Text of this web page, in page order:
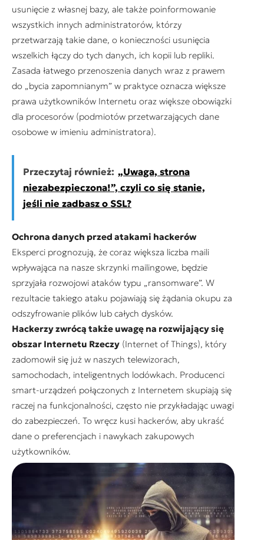
usunięcie z własnej bazy, ale także poinformowanie
wszystkich innych administratorów, którzy
przetwarzają takie dane, o konieczności usunięcia
wszelkich łączy do tych danych, ich kopii lub repliki.
Zasada łatwego przenoszenia danych wraz z prawem
do „bycia zapomnianym” w praktyce oznacza większe
prawa użytkowników Internetu oraz większe obowiązki
dla procesorów (podmiotów przetwarzających dane
osobowe w imieniu administratora).
Przeczytaj również: „Uwaga, strona
niezabezpieczona!”, czyli co się stanie,
jeśli nie zadbasz o SSL?
Ochrona danych przed atakami hackerów
Eksperci prognozują, że coraz większa liczba maili
wpływająca na nasze skrzynki mailingowe, będzie
sprzyjała rozwojowi ataków typu „ransomware”. W
rezultacie takiego ataku pojawiają się żądania okupu za
odszyfrowanie plików lub całych dysków.
Hackerzy zwrócą także uwagę na rozwijający się
obszar Internetu Rzeczy (Internet of Things), który
zadomowił się już w naszych telewizorach,
samochodach, inteligentnych lodówkach. Producenci
smart-urządzeń połączonych z Internetem skupiają się
raczej na funkcjonalności, często nie przykładając uwagi
do zabezpieczeń. To wręcz kusi hackerów, aby ukraść
dane o preferencjach i nawykach zakupowych
użytkowników.